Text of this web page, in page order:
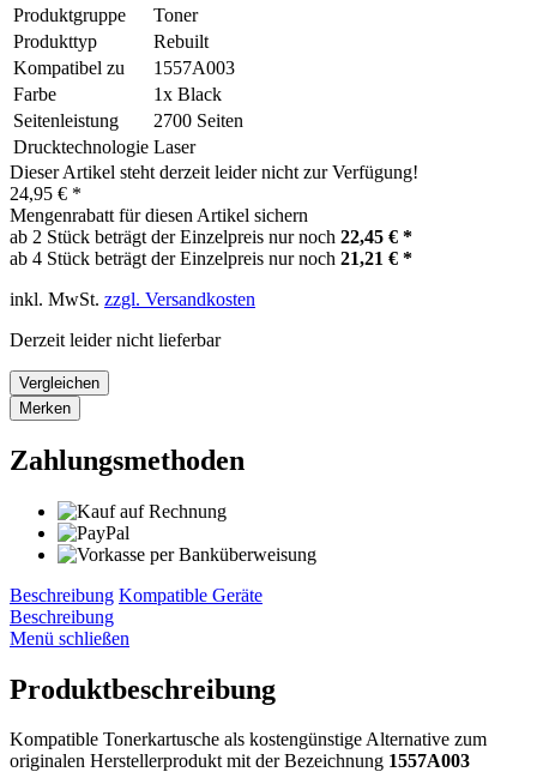
Produktgruppe
Toner
Produkttyp
Rebuilt
Kompatibel zu
1557A003
Farbe
1x Black
Seitenleistung
2700 Seiten
Drucktechnologie Laser
Dieser Artikel steht derzeit leider nicht zur Verfügung!
24,95 € *
Mengenrabatt für diesen Artikel sichern
ab 2 Stück beträgt der Einzelpreis nur noch 22,45 € *
ab 4 Stück beträgt der Einzelpreis nur noch 21,21 € *
inkl. MwSt. zzgl. Versandkosten
Derzeit leider nicht lieferbar
Vergleichen
Merken
Zahlungsmethoden
Beschreibung Kompatible Geräte
Beschreibung
Menü schließen
Produktbeschreibung
Kompatible Tonerkartusche als kostengünstige Alternative zum
originalen Herstellerprodukt mit der Bezeichnung 1557A003